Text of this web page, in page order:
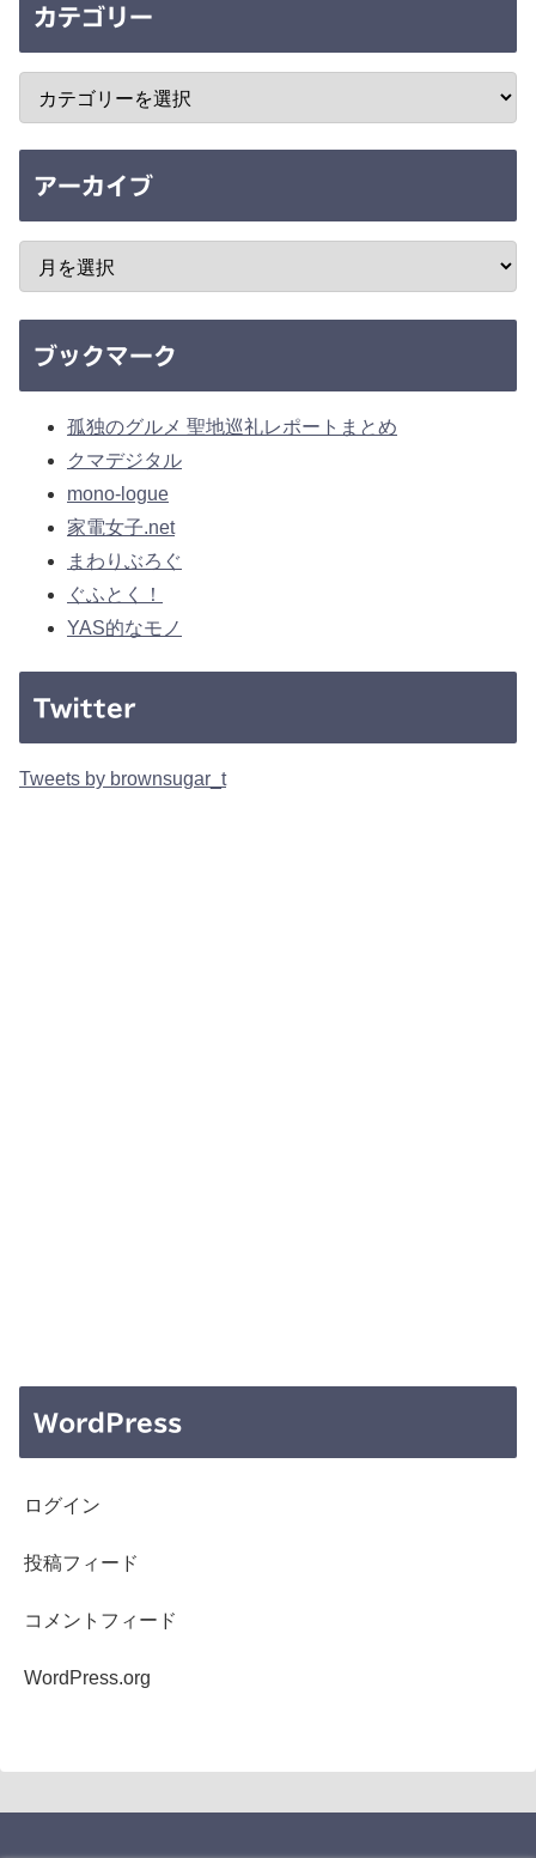
カテゴリー
アーカイブ
ブックマーク
孤独のグルメ 聖地巡礼レポートまとめ
クマデジタル
mono-logue
家電女子.net
まわりぶろぐ
ぐふとく！
YAS的なモノ
Twitter
Tweets by brownsugar_t
WordPress
ログイン
投稿フィード
コメントフィード
WordPress.org